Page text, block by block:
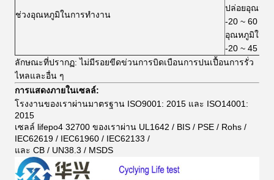
ช่วงอุณหภูมิในการทำงาน
ปล่อยอุณหภู
-20 ~ 60 อง
อุณหภูมิในก
-20 ~ 45 อง
ลักษณะที่ปรากฏ: ไม่มีรอยขีดข่วนการบิดเบือนการปนเปื้อนการรั่ว
ไหลและอื่น ๆ
การแสดงภายในเซลล์:
โรงงานของเราผ่านมาตรฐาน ISO9001: 2015 และ ISO14001:
2015
เซลล์ lifepo4 32700 ของเราผ่าน UL1642 / BIS / PSE / Rohs /
IEC62619 / IEC61960 / IEC62133 /
และ CB / UN38.3 / MSDS